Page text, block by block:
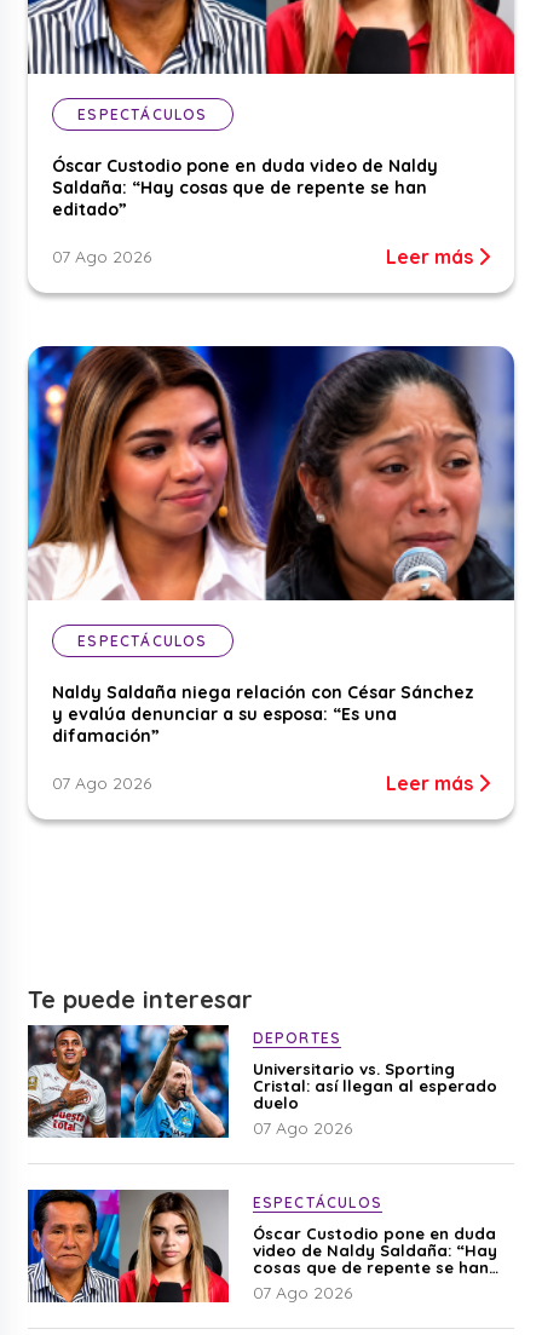
ESPECTÁCULOS
Óscar Custodio pone en duda video de Naldy
Saldaña: “Hay cosas que de repente se han
editado”
07 Ago 2026 Leer más
ESPECTÁCULOS
Naldy Saldaña niega relación con César Sánchez
y evalúa denunciar a su esposa: “Es una
difamación”
07 Ago 2026 Leer más
Te puede interesar
DEPORTES
Universitario vs. Sporting
Cristal: así llegan al esperado
duelo
07 Ago 2026
ESPECTÁCULOS
Óscar Custodio pone en duda
video de Naldy Saldaña: “Hay
cosas que de repente se han
editado”
07 Ago 2026